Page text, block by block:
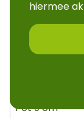
Aster novi
Pot 9 cm
hiermee